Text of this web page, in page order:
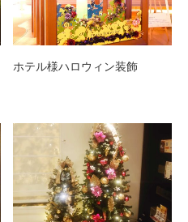
ホテル様ハロウィン装飾